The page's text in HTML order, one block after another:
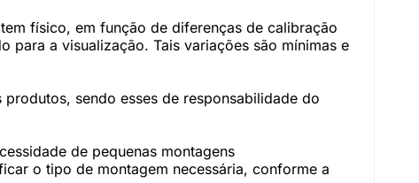
físico, em função de diferenças de calibração
a visualização. Tais variações são mínimas e
sendo esses de responsabilidade do
de pequenas montagens
o tipo de montagem necessária, conforme a